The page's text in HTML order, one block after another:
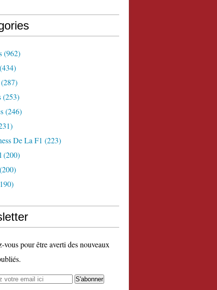
(962)
(253)
(246)
De La F1 (223)
(200)
vous pour être averti des nouveaux